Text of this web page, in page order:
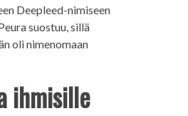
Deepleed-nimiseen
suostuu, sillä
oli nimenomaan
ihmisille